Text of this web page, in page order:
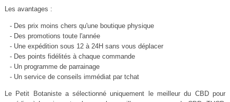
Les avantages :
- Des prix moins chers qu'une boutique physique
- Des promotions toute l'année
- Une expédition sous 12 à 24H sans vous déplacer
- Des points fidélités à chaque commande
- Un programme de parrainage
- Un service de conseils immédiat par tchat
Le Petit Botaniste a sélectionné uniquement le meilleur du CBD pour